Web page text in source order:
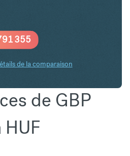
355
de la comparaison
de GBP
HUF